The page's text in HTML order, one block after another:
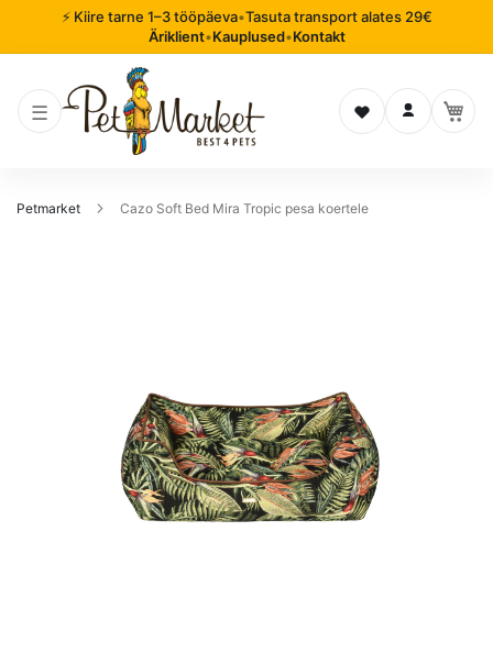
⚡ Kiire tarne 1–3 tööpäeva•Tasuta transport alates 29€
Äriklient•Kauplused•Kontakt
Soovinimekiri
Logi sisse
Petmarket Cazo Soft Bed Mira Tropic pesa koertele